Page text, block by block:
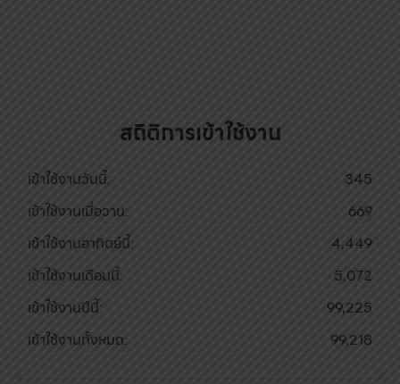
สถิติการเข้าใช้งาน
เข้าใช้งานวันนี้:
345
เข้าใช้งานเมื่อวาน:
669
เข้าใช้งานอาทิตย์นี้:
4,449
เข้าใช้งานเดือนนี้:
5,072
เข้าใช้งานปีนี้:
99,225
เข้าใช้งานทั้งหมด:
99,218